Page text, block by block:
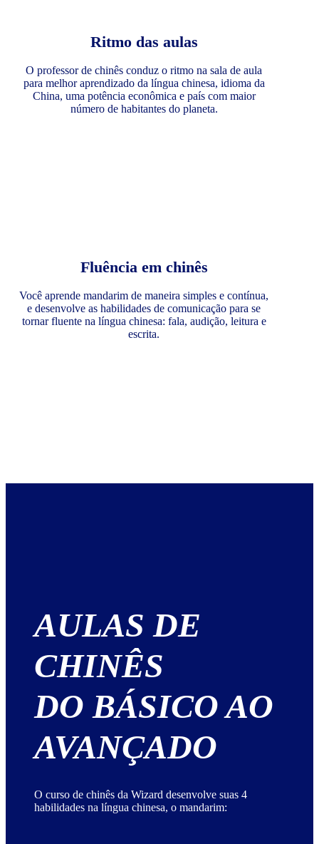
Ritmo das aulas
O professor de chinês conduz o ritmo na sala de aula
para melhor aprendizado da língua chinesa, idioma da
China, uma potência econômica e país com maior
número de habitantes do planeta.
Fluência em chinês
Você aprende mandarim de maneira simples e contínua,
e desenvolve as habilidades de comunicação para se
tornar fluente na língua chinesa: fala, audição, leitura e
escrita.
AULAS DE
CHINÊS
DO BÁSICO AO
AVANÇADO
O curso de chinês da Wizard desenvolve suas 4
habilidades na língua chinesa, o mandarim: